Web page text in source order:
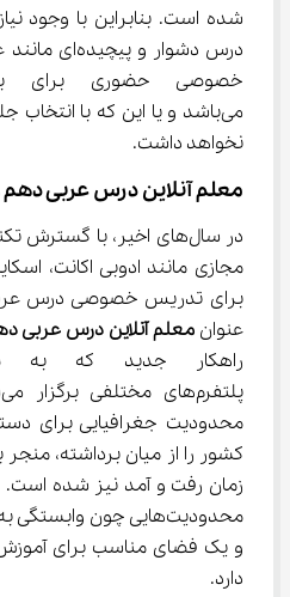
شده است. بنابراین با وجود
درس دشوار و
می‌باشد و یا این که با انتخاب
نخواهد داشت.
معلم آنلاین درس عربی
مجازی مانند ادوبی اکانت،
برای تدریس خصوصی درس
عنوان معلم آنلاین درس عربی
محدودیت جغرافیایی برای
زمان رفت و آمد نیز شده است.
محدودیت‌هایی چون
و یک فضای مناسب برای
دارد.